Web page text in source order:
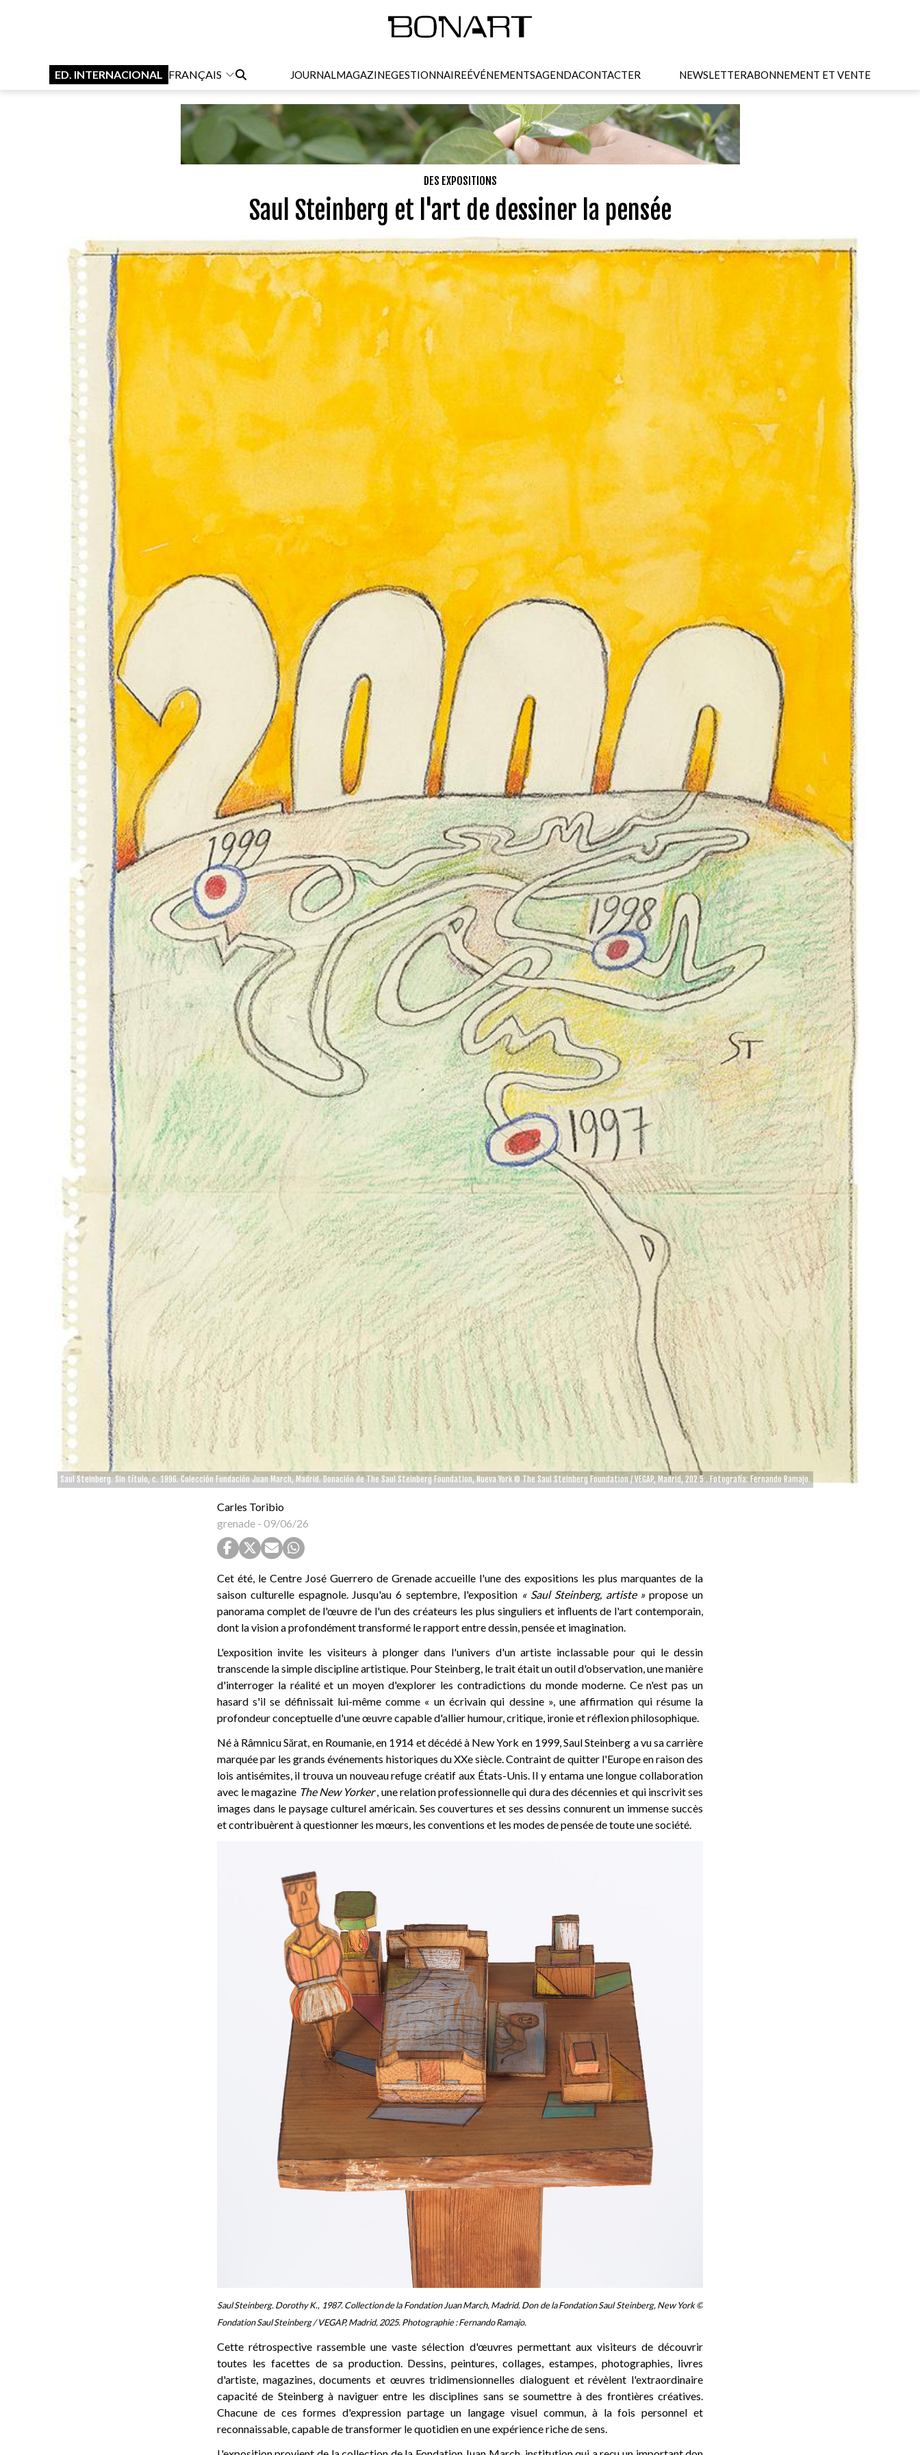
ED. INTERNACIONAL FRANÇAIS JOURNALMAGAZINEGESTIONNAIREÉVÉNEMENTSAGENDACONTACTER NEWSLETTERABONNEMENT ET VENTE
DES EXPOSITIONS
Saul Steinberg et l'art de dessiner la pensée
Saul Steinberg. Sin título, c. 1996. Colección Fundación Juan March, Madrid. Donación de The Saul Steinberg Foundation, Nueva York © The Saul Steinberg Foundation / VEGAP, Madrid, 202 5 . Fotografía: Fernando Ramajo.
Carles Toribio
grenade- 09/06/26
Cet été, le Centre José Guerrero de Grenade accueille l'une des expositions les plus marquantes de la
saison culturelle espagnole. Jusqu'au 6 septembre, l'exposition « Saul Steinberg, artiste »propose un
panorama complet de l'œuvre de l'un des créateurs les plus singuliers et influents de l'art contemporain,
dont la vision a profondément transformé le rapport entre dessin, pensée et imagination.
L'exposition invite les visiteurs à plonger dans l'univers d'un artiste inclassable pour qui le dessin
transcende la simple discipline artistique. Pour Steinberg, le trait était un outil d'observation, une manière
d'interroger la réalité et un moyen d'explorer les contradictions du monde moderne. Ce n'est pas un
hasard s'il se définissait lui-même comme « un écrivain qui dessine », une affirmation qui résume la
profondeur conceptuelle d'une œuvre capable d'allier humour, critique, ironie et réflexion philosophique.
Né à Râmnicu Sărat, en Roumanie, en 1914 et décédé à New York en 1999, Saul Steinberg a vu sa carrière
marquée par les grands événements historiques du XXe siècle. Contraint de quitter l'Europe en raison des
lois antisémites, il trouva un nouveau refuge créatif aux États-Unis. Il y entama une longue collaboration
avec le magazine The New Yorker, une relation professionnelle qui dura des décennies et qui inscrivit ses
images dans le paysage culturel américain. Ses couvertures et ses dessins connurent un immense succès
et contribuèrent à questionner les mœurs, les conventions et les modes de pensée de toute une société.
Saul Steinberg. Dorothy K., 1987. Collection de la Fondation Juan March, Madrid. Don de la Fondation Saul Steinberg, New York ©
Fondation Saul Steinberg / VEGAP, Madrid, 2025. Photographie : Fernando Ramajo.
Cette rétrospective rassemble une vaste sélection d'œuvres permettant aux visiteurs de découvrir
toutes les facettes de sa production. Dessins, peintures, collages, estampes, photographies, livres
d'artiste, magazines, documents et œuvres tridimensionnelles dialoguent et révèlent l'extraordinaire
capacité de Steinberg à naviguer entre les disciplines sans se soumettre à des frontières créatives.
Chacune de ces formes d'expression partage un langage visuel commun, à la fois personnel et
reconnaissable, capable de transformer le quotidien en une expérience riche de sens.